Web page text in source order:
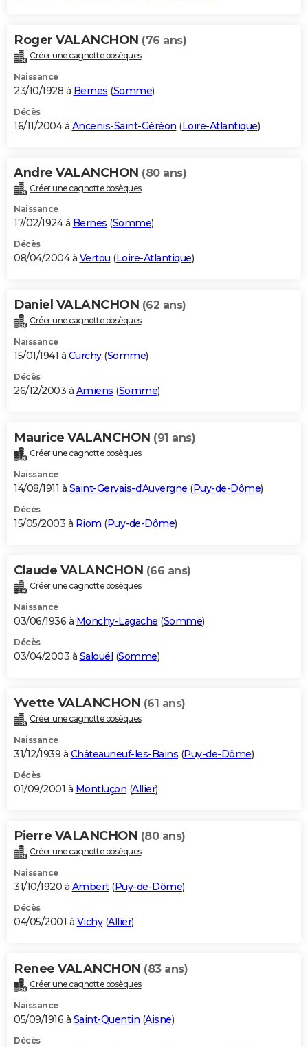
Roger VALANCHON (76 ans)
Créer une cagnotte obsèques
Naissance
23/10/1928 à Bernes (Somme)
Décès
16/11/2004 à Ancenis-Saint-Géréon (Loire-Atlantique)
Andre VALANCHON (80 ans)
Créer une cagnotte obsèques
Naissance
17/02/1924 à Bernes (Somme)
Décès
08/04/2004 à Vertou (Loire-Atlantique)
Daniel VALANCHON (62 ans)
Créer une cagnotte obsèques
Naissance
15/01/1941 à Curchy(Somme)
Décès
26/12/2003 à Amiens (Somme)
Maurice VALANCHON (91 ans)
Créer une cagnotte obsèques
Naissance
14/08/1911 à Saint-Gervais-d'Auvergne (Puy-de-Dôme)
Décès
15/05/2003 à Riom (Puy-de-Dôme)
Claude VALANCHON (66 ans)
Créer une cagnotte obsèques
Naissance
03/06/1936 à Monchy-Lagache (Somme)
Décès
03/04/2003 à Salouël (Somme)
Yvette VALANCHON (61 ans)
Créer une cagnotte obsèques
Naissance
31/12/1939 à Châteauneuf-les-Bains (Puy-de-Dôme)
Décès
01/09/2001 à Montluçon (Allier)
Pierre VALANCHON (80 ans)
Créer une cagnotte obsèques
Naissance
31/10/1920 à Ambert(Puy-de-Dôme)
Décès
04/05/2001 à Vichy(Allier)
Renee VALANCHON (83 ans)
Créer une cagnotte obsèques
Naissance
05/09/1916 à Saint-Quentin (Aisne)
Décès